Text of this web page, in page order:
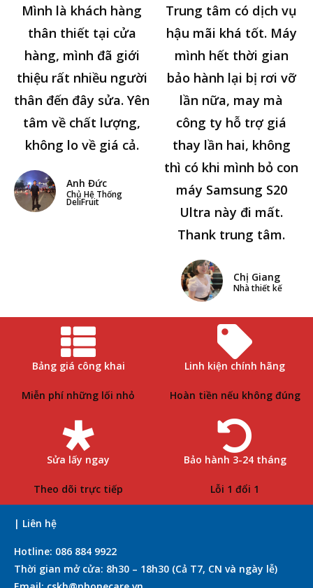
Mình là khách hàng
thân thiết tại cửa
hàng, mình đã giới
thiệu rất nhiều người
thân đến đây sửa. Yên
tâm về chất lượng,
không lo về giá cả.
Anh Đức
Chủ Hệ Thống
DeliFruit
Trung tâm có dịch vụ
hậu mãi khá tốt. Máy
mình hết thời gian
bảo hành lại bị rơi vỡ
lần nữa, may mà
công ty hỗ trợ giá
thay lần hai, không
thì có khi mình bỏ con
máy Samsung S20
Ultra này đi mất.
Thank trung tâm.
Chị Giang
Nhà thiết kế
Bảng giá công khai
Miễn phí những lối nhỏ
Linh kiện chính hãng
Hoàn tiền nếu không đúng
Sửa lấy ngay
Theo dõi trực tiếp
Bảo hành 3-24 tháng
Lỗi 1 đổi 1
| Liên hệ
Hotline: 086 884 9922
Thời gian mở cửa: 8h30 – 18h30 (Cả T7, CN và ngày lễ)